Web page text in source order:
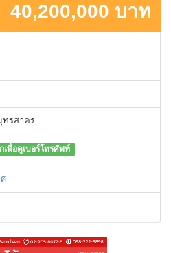
40,200,000 บาท
ทรสาคร
เพื่อดูเบอร์โทรศัพท์